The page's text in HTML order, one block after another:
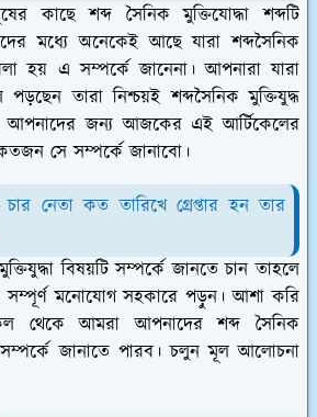
কাছে শব্দ সৈনিক মুক্তিযোদ্ধা শব্দটি
মধ্যে অনেকেই আছে যারা শব্দসৈনিক
হয় এ সম্পর্কে জানেনা। আপনারা যারা
তারা নিশ্চয়ই শব্দসৈনিক মুক্তিযুদ্ধ
আপনাদের জন্য আজকের এই আর্টিকেলের
সে সম্পর্কে জানাবো।
নেতা কত তারিখে গ্রেপ্তার হন তার
বিষয়টি সম্পর্কে জানতে চান তাহলে
মনোযোগ সহকারে পড়ুন। আশা করি
থেকে আমরা আপনাদের শব্দ সৈনিক
জানাতে পারব। চলুন মূল আলোচনা